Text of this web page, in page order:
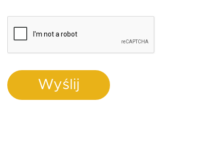
Wyślij